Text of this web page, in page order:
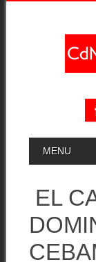
MAIN
MENU
EL